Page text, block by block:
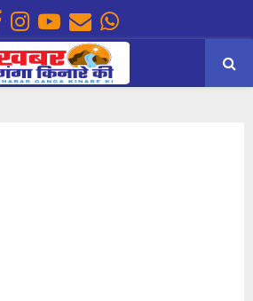
Facebook
Instagram
Youtube
EmailWhatsapp